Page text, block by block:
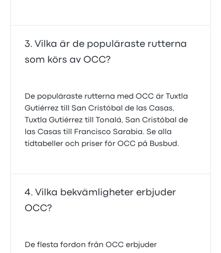
Vilka är de populäraste rutterna
som körs av OCC?
De populäraste rutterna med OCC är Tuxtla
Gutiérrez till San Cristóbal de las Casas,
Tuxtla Gutiérrez till Tonalá, San Cristóbal de
las Casas till Francisco Sarabia. Se alla
tidtabeller och priser för OCC på Busbud.
Vilka bekvämligheter erbjuder
OCC?
De flesta fordon från OCC erbjuder